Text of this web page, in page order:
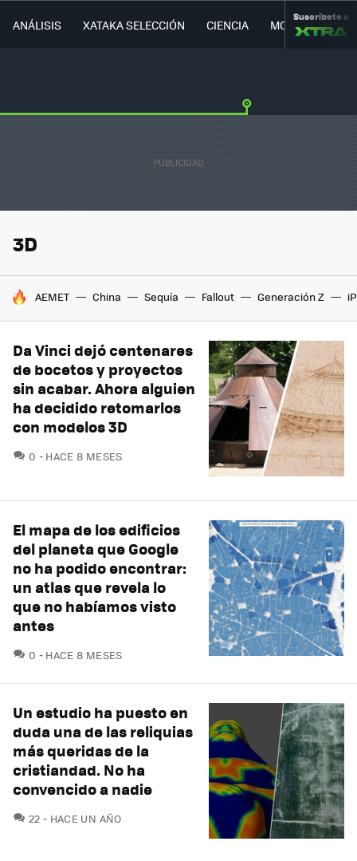
ANÁLISIS XATAKA SELECCIÓN CIENCIA MOVILIDAD
Suscríbete a
3D
HOY SE HABLA DE
AEMET China Sequía Fallout Generación Z
Da Vinci dejó centenares
de bocetos y proyectos
sin acabar. Ahora alguien
ha decidido retomarlos
con modelos 3D
0 COMENTARIOS
HACE 8 MESES
El mapa de los edificios
del planeta que Google
no ha podido encontrar:
un atlas que revela lo
que no habíamos visto
antes
0 COMENTARIOS
HACE 8 MESES
Un estudio ha puesto en
duda una de las reliquias
más queridas de la
cristiandad. No ha
convencido a nadie
22 COMENTARIOS
HACE UN AÑO